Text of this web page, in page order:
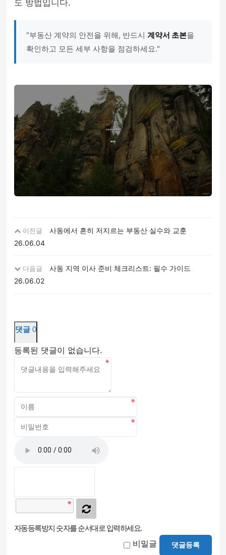
도 방법입니다.
"부동산 계약의 안전을 위해, 반드시 계약서 초본을
확인하고 모든 세부 사항을 점검하세요."
이전글
사동에서 흔히 저지르는 부동산 실수와 교훈
26.06.04
다음글
사동 지역 이사 준비 체크리스트: 필수 가이드
26.06.02
댓글 0
등록된 댓글이 없습니다.
자동등록방지 숫자를 순서대로 입력하세요.
비밀글 댓글등록